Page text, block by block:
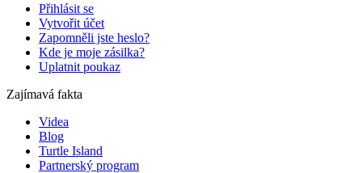
Přihlásit se
Vytvořit účet
Zapomněli jste heslo?
Kde je moje zásilka?
Uplatnit poukaz
Zajímavá fakta
Videa
Blog
Turtle Island
Partnerský program